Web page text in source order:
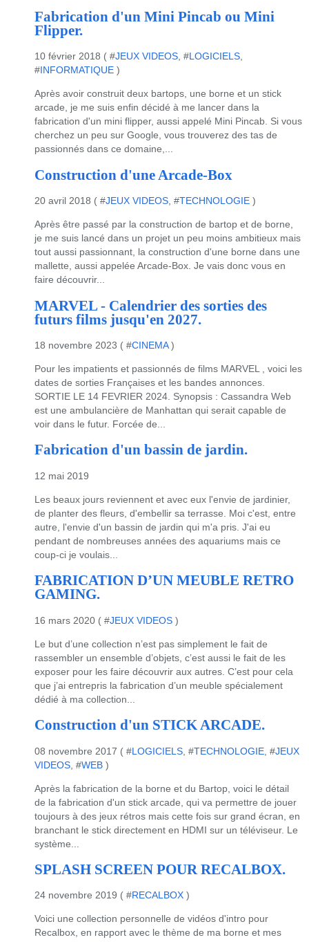
Fabrication d'un Mini Pincab ou Mini
Flipper.
10 février 2018 ( #JEUX VIDEOS, #LOGICIELS,
#INFORMATIQUE )
Après avoir construit deux bartops, une borne et un stick
arcade, je me suis enfin décidé à me lancer dans la
fabrication d'un mini flipper, aussi appelé Mini Pincab. Si vous
cherchez un peu sur Google, vous trouverez des tas de
passionnés dans ce domaine,...
Construction d'une Arcade-Box
20 avril 2018 ( #JEUX VIDEOS, #TECHNOLOGIE )
Après être passé par la construction de bartop et de borne,
je me suis lancé dans un projet un peu moins ambitieux mais
tout aussi passionnant, la construction d'une borne dans une
mallette, aussi appelée Arcade-Box. Je vais donc vous en
faire découvrir...
MARVEL - Calendrier des sorties des
futurs films jusqu'en 2027.
18 novembre 2023 ( #CINEMA)
Pour les impatients et passionnés de films MARVEL , voici les
dates de sorties Françaises et les bandes annonces.
SORTIE LE 14 FEVRIER 2024. Synopsis : Cassandra Web
est une ambulancière de Manhattan qui serait capable de
voir dans le futur. Forcée de...
Fabrication d'un bassin de jardin.
12 mai 2019
Les beaux jours reviennent et avec eux l'envie de jardinier,
de planter des fleurs, d'embellir sa terrasse. Moi c'est, entre
autre, l'envie d'un bassin de jardin qui m'a pris. J'ai eu
pendant de nombreuses années des aquariums mais ce
coup-ci je voulais...
FABRICATION D’UN MEUBLE RETRO
GAMING.
16 mars 2020 ( #JEUX VIDEOS )
Le but d’une collection n’est pas simplement le fait de
rassembler un ensemble d’objets, c’est aussi le fait de les
exposer pour les faire découvrir aux autres. C’est pour cela
que j’ai entrepris la fabrication d’un meuble spécialement
dédié à ma collection...
Construction d'un STICK ARCADE.
08 novembre 2017 ( #LOGICIELS , #TECHNOLOGIE , #JEUX
VIDEOS , #WEB )
Après la fabrication de la borne et du Bartop, voici le détail
de la fabrication d'un stick arcade, qui va permettre de jouer
toujours à des jeux rétros mais cette fois sur grand écran, en
branchant le stick directement en HDMI sur un téléviseur. Le
système...
SPLASH SCREEN POUR RECALBOX.
24 novembre 2019 ( #RECALBOX )
Voici une collection personnelle de vidéos d'intro pour
Recalbox, en rapport avec le thème de ma borne et mes